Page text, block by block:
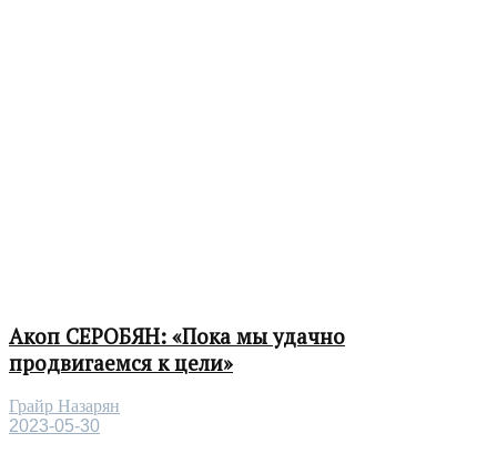
Акоп СЕРОБЯН: «Пока мы удачно
продвигаемся к цели»
Грайр Назарян
2023-05-30